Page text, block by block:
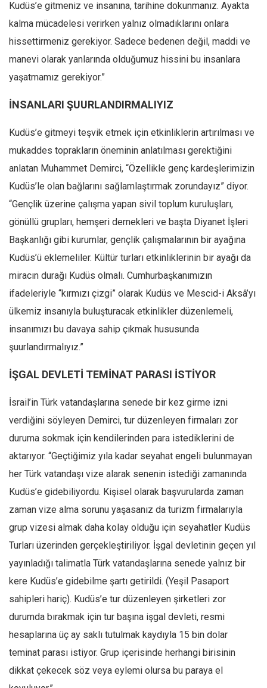
Kudüs’e gitmeniz ve insanına, tarihine dokunmanız. Ayakta
kalma mücadelesi verirken yalnız olmadıklarını onlara
hissettirmeniz gerekiyor. Sadece bedenen değil, maddi ve
manevi olarak yanlarında olduğumuz hissini bu insanlara
yaşatmamız gerekiyor.”
İNSANLARI ŞUURLANDIRMALIYIZ
Kudüs’e gitmeyi teşvik etmek için etkinliklerin artırılması ve
mukaddes toprakların öneminin anlatılması gerektiğini
anlatan Muhammet Demirci, “Özellikle genç kardeşlerimizin
Kudüs’le olan bağlarını sağlamlaştırmak zorundayız” diyor.
“Gençlik üzerine çalışma yapan sivil toplum kuruluşları,
gönüllü grupları, hemşeri dernekleri ve başta Diyanet İşleri
Başkanlığı gibi kurumlar, gençlik çalışmalarının bir ayağına
Kudüs’ü eklemeliler. Kültür turları etkinliklerinin bir ayağı da
miracın durağı Kudüs olmalı. Cumhurbaşkanımızın
ifadeleriyle “kırmızı çizgi” olarak Kudüs ve Mescid-i Aksâ’yı
ülkemiz insanıyla buluşturacak etkinlikler düzenlemeli,
insanımızı bu davaya sahip çıkmak hususunda
şuurlandırmalıyız.”
İŞGAL DEVLETİ TEMİNAT PARASI İSTİYOR
İsrail’in Türk vatandaşlarına senede bir kez girme izni
verdiğini söyleyen Demirci, tur düzenleyen firmaları zor
duruma sokmak için kendilerinden para istediklerini de
aktarıyor. “Geçtiğimiz yıla kadar seyahat engeli bulunmayan
her Türk vatandaşı vize alarak senenin istediği zamanında
Kudüs’e gidebiliyordu. Kişisel olarak başvurularda zaman
zaman vize alma sorunu yaşasanız da turizm firmalarıyla
grup vizesi almak daha kolay olduğu için seyahatler Kudüs
Turları üzerinden gerçekleştiriliyor. İşgal devletinin geçen yıl
yayınladığı talimatla Türk vatandaşlarına senede yalnız bir
kere Kudüs’e gidebilme şartı getirildi. (Yeşil Pasaport
sahipleri hariç). Kudüs’e tur düzenleyen şirketleri zor
durumda bırakmak için tur başına işgal devleti, resmi
hesaplarına üç ay saklı tutulmak kaydıyla 15 bin dolar
teminat parası istiyor. Grup içerisinde herhangi birisinin
dikkat çekecek söz veya eylemi olursa bu paraya el